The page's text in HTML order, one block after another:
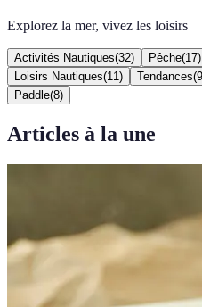
Explorez la mer, vivez les loisirs
Activités Nautiques(32) Pêche(17)
Loisirs Nautiques(11 ) Tendances(9
Paddle(8)
Articles à la une